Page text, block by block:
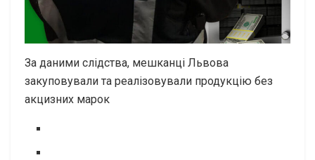
За даними слідства, мешканці Львова
закуповували та реалізовували продукцію без
акцизних марок